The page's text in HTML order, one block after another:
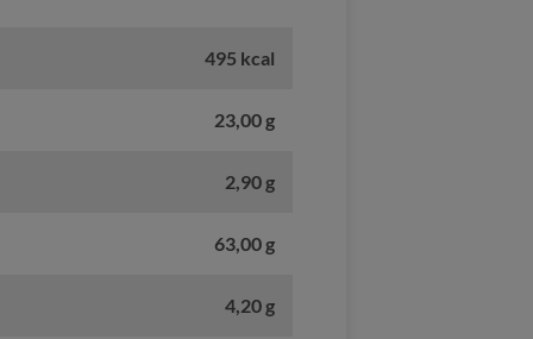
495 kcal
23,00 g
2,90 g
63,00 g
4,20 g